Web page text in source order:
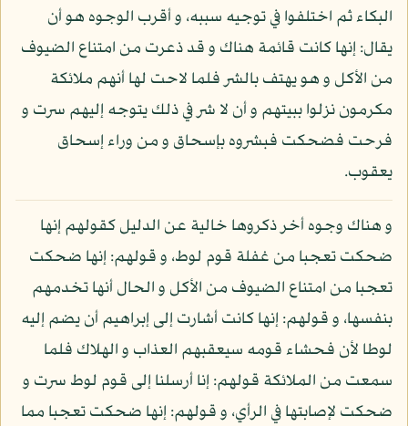
البكاء ثم اختلفوا في توجيه سببه، و أقرب الوجوه هو أن
يقال: إنها كانت قائمة هناك و قد ذعرت من امتناع الضيوف
من الأكل و هو يهتف بالشر فلما لاحت لها أنهم ملائكة
مكرمون نزلوا ببيتهم و أن لا شر في ذلك يتوجه إليهم سرت و
فرحت فضحكت فبشروه بإسحاق و من وراء إسحاق
يعقوب.
و هناك وجوه أخر ذكروها خالية عن الدليل كقولهم إنها
ضحكت تعجبا من غفلة قوم لوط، و قولهم: إنها ضحكت
تعجبا من امتناع الضيوف من الأكل و الحال أنها تخدمهم
بنفسها، و قولهم: إنها كانت أشارت إلى إبراهيم أن يضم إليه
لوطا لأن فحشاء قومه سيعقبهم العذاب و الهلاك فلما
سمعت من الملائكة قولهم: إنا أرسلنا إلى قوم لوط سرت و
ضحكت لإصابتها في الرأي، و قولهم: إنها ضحكت تعجبا مما